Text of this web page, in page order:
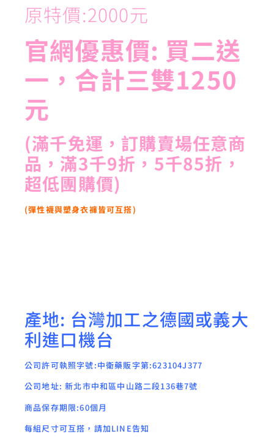
原特價:2000元
官網優惠價: 買二送
一，合計三雙1250
元
(滿千免運，訂購賣場任意商
品，滿3千9折，5千85折，
超低團購價)
(彈性襪與塑身衣褲皆可互搭)
產地: 台灣加工之德國或義大
利進口機台
公司許可執照字號:中衛藥販字第:623104J377
公司地址: 新北市中和區中山路二段136巷7號
商品保存期限:60個月
每組尺寸可互搭，請加LINE告知